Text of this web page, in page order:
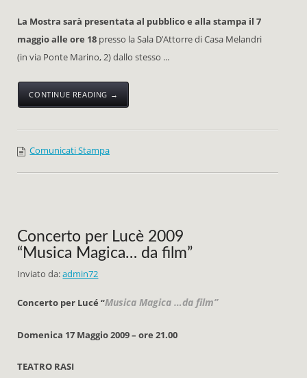
La Mostra sarà presentata al pubblico e alla stampa il 7
maggio alle ore 18 presso la Sala D’Attorre di Casa Melandri
(in via Ponte Marino, 2) dallo stesso ...
CONTINUE READING →
Comunicati Stampa
Concerto per Lucè 2009
“Musica Magica… da film”
Inviato da:admin72
Concerto per Lucé “Musica Magica …da film”
Domenica 17 Maggio 2009 – ore 21.00
TEATRO RASI